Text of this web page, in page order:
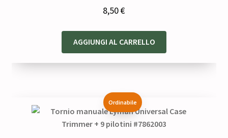
8,50€
AGGIUNGI AL CARRELLO
Ordinabile